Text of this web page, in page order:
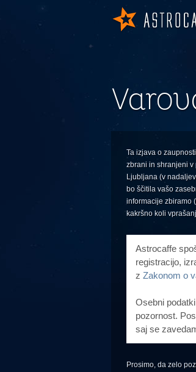
Ta izjava o
zbrani in shranjeni v
Ljubljana (v
bo ščitila vašo
informacije zbiramo
kakršno koli
Astrocaffe
registracijo,
z Zakonom o
Osebni
pozornost.
saj se
Prosimo, da zelo